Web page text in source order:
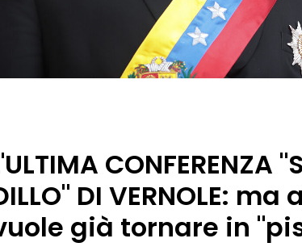
CONFERENZA
DI VERNOLE: ma a
già tornare in